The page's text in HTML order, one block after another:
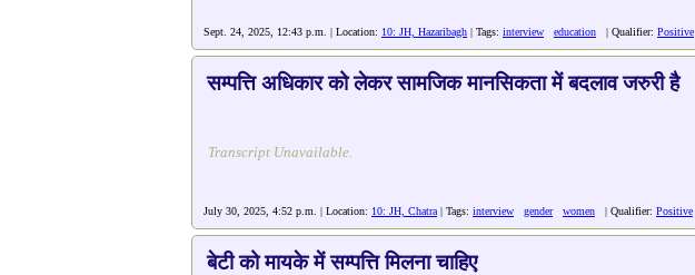
Sept. 24, 2025, 12:43 p.m. | Location: 10: JH, Hazaribagh | Tags: interview education | Qualifier: Positive
सम्पत्ति अधिकार को लेकर सामजिक मानसिकता में बदलाव जरुरी है
Transcript Unavailable.
July 30, 2025, 4:52 p.m. | Location: 10: JH, Chatra | Tags: interview gender women | Qualifier: Positive
बेटी को मायके में सम्पत्ति मिलना चाहिए